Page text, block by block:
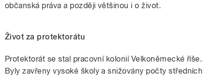
občanská práva a později většinou i o život.
Život za protektorátu
Protektorát se stal pracovní kolonií Velkoněmecké říše.
Byly zavřeny vysoké školy a snižovány počty středních